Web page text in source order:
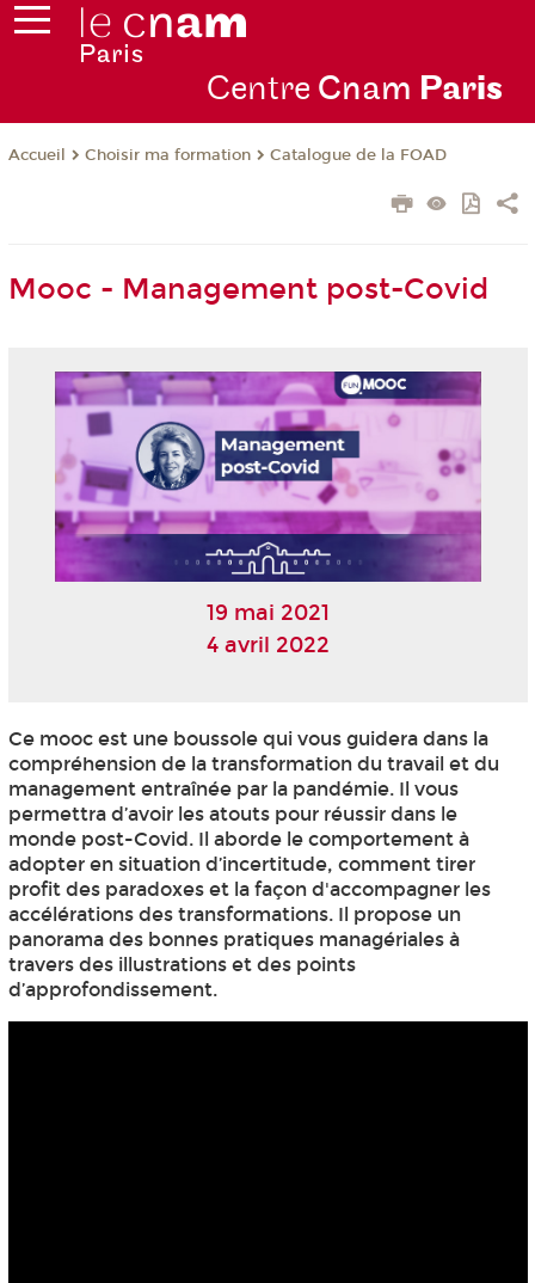
Centre Cnam Paris
Accueil Choisir ma formation Catalogue de la FOAD
Mooc - Management post-Covid
19 mai 2021
4 avril 2022
Ce moocest une boussole qui vous guidera dans la
compréhension de la transformation du travail et du
management entraînée par la pandémie. Il vous
permettra d’avoir les atouts pour réussir dans le
monde post-Covid. Il aborde le comportement à
adopter en situation d’incertitude, comment tirer
profit des paradoxes et la façon d'accompagner les
accélérations des transformations. Il propose un
panorama des bonnes pratiques managériales à
travers des illustrations et des points
d’approfondissement.